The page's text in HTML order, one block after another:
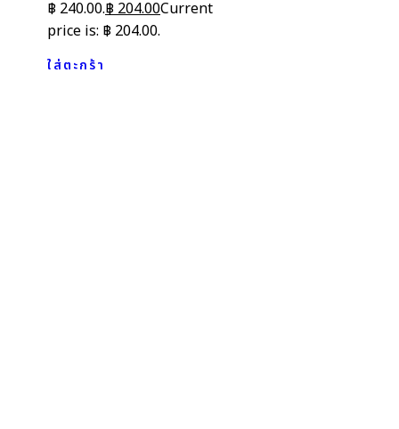
฿ 240.00.฿204.00Current
price is: ฿ 204.00.
ใส่ตะกร้า